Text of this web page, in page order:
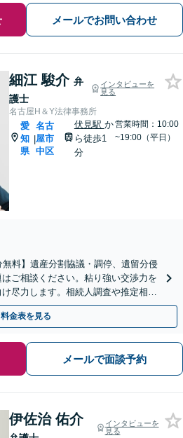
メールでお問い合わせ
細江 駿介 弁
護士
インタビューを
見る
名古屋H＆Y法律事務所
愛
知
県
|
名古
屋市
中区
伏見駅 か
ら徒歩1
分
営業時間：10:00
~19:00（平日）
無料】遺産分割協議・調停、遺留分侵
ご相談ください。粘り強い交渉力を
尽力します。相続人調査や推定相続
さい【土日祝対応可】
料金表を見る
メールで面談予約
伊佐治 佑介
インタビューを
見る